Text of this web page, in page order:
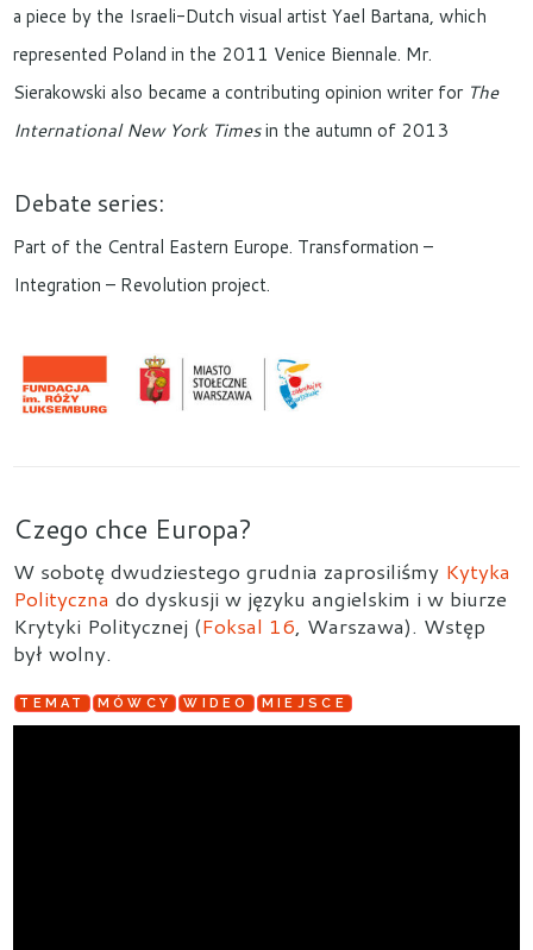
a piece by the Israeli-Dutch visual artist Yael Bartana, which
represented Poland in the 2011 Venice Biennale. Mr.
Sierakowski also became a contributing opinion writer for The
International New York Timesin the autumn of 2013
Debate series:
Part of the Central Eastern Europe. Transformation –
Integration – Revolution project.
Czego chce Europa?
W sobotę dwudziestego grudnia zaprosiliśmy Kytyka
Polityczna do dyskusji w języku angielskim i w biurze
Krytyki Politycznej (Foksal 16, Warszawa). Wstęp
był wolny.
TEMAT MÓWCY WIDEO MIEJSCE